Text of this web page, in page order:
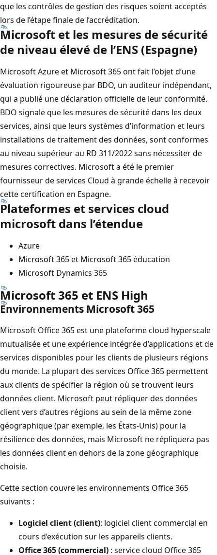
que les contrôles de gestion des risques soient acceptés
lors de l’étape finale de l’accréditation.
Microsoft et les mesures de sécurité
de niveau élevé de l’ENS (Espagne)
Microsoft Azure et Microsoft 365 ont fait l’objet d’une
évaluation rigoureuse par BDO, un auditeur indépendant,
qui a publié une déclaration officielle de leur conformité.
BDO signale que les mesures de sécurité dans les deux
services, ainsi que leurs systèmes d’information et leurs
installations de traitement des données, sont conformes
au niveau supérieur au RD 311/2022 sans nécessiter de
mesures correctives. Microsoft a été le premier
fournisseur de services Cloud à grande échelle à recevoir
cette certification en Espagne.
Plateformes et services cloud
microsoft dans l’étendue
Azure
Microsoft 365 et Microsoft 365 éducation
Microsoft Dynamics 365
Microsoft 365 et ENS High
Environnements Microsoft 365
Microsoft Office 365 est une plateforme cloud hyperscale
mutualisée et une expérience intégrée d’applications et de
services disponibles pour les clients de plusieurs régions
du monde. La plupart des services Office 365 permettent
aux clients de spécifier la région où se trouvent leurs
données client. Microsoft peut répliquer des données
client vers d’autres régions au sein de la même zone
géographique (par exemple, les États-Unis) pour la
résilience des données, mais Microsoft ne répliquera pas
les données client en dehors de la zone géographique
choisie.
Cette section couvre les environnements Office 365
suivants :
Logiciel client (client): logiciel client commercial en
cours d’exécution sur les appareils clients.
Office 365 (commercial) : service cloud Office 365